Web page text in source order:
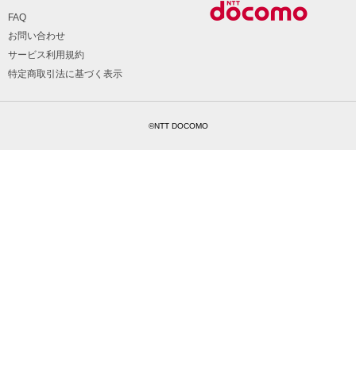
FAQ
お問い合わせ
サービス利用規約
特定商取引法に基づく表示
©NTT DOCOMO